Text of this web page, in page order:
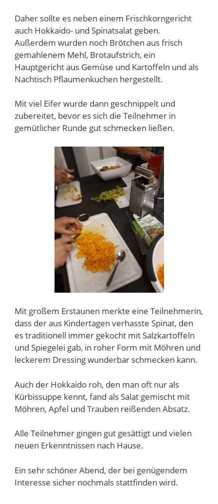
Daher sollte es neben einem Frischkorngericht
auch Hokkaido- und Spinatsalat geben.
Außerdem wurden noch Brötchen aus frisch
gemahlenem Mehl, Brotaufstrich, ein
Hauptgericht aus Gemüse und Kartoffeln und als
Nachtisch Pflaumenkuchen hergestellt.
Mit viel Eifer wurde dann geschnippelt und
zubereitet, bevor es sich die Teilnehmer in
gemütlicher Runde gut schmecken ließen.
Mit großem Erstaunen merkte eine Teilnehmerin,
dass der aus Kindertagen verhasste Spinat, den
es traditionell immer gekocht mit Salzkartoffeln
und Spiegelei gab, in roher Form mit Möhren und
leckerem Dressing wunderbar schmecken kann.
Auch der Hokkaido roh, den man oft nur als
Kürbissuppe kennt, fand als Salat gemischt mit
Möhren, Apfel und Trauben reißenden Absatz.
Alle Teilnehmer gingen gut gesättigt und vielen
neuen Erkenntnissen nach Hause.
Ein sehr schöner Abend, der bei genügendem
Interesse sicher nochmals stattfinden wird.